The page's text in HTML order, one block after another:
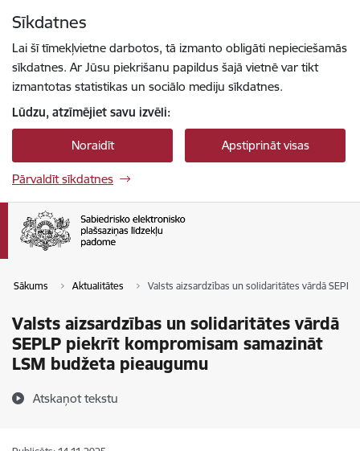
Sīkdatnes
Lai šī tīmekļvietne darbotos, tā izmanto obligāti nepieciešamās
sīkdatnes. Ar Jūsu piekrišanu papildus šajā vietnē var tikt
izmantotas statistikas un sociālo mediju sīkdatnes.
Lūdzu, atzīmējiet savu izvēli:
Noraidīt Apstiprināt visas
Pārvaldīt sīkdatnes
Sākums Aktualitātes Valsts aizsardzības un solidaritātes vārdā
Valsts aizsardzības un solidaritātes vārdā
SEPLP piekrīt kompromisam samazināt
LSM budžeta pieaugumu
Atskaņot tekstu